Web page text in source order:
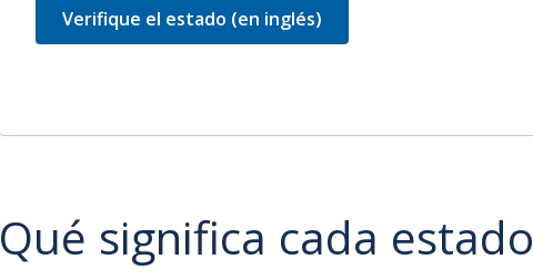
Verifique el estado (en inglés)
Qué significa cada estado